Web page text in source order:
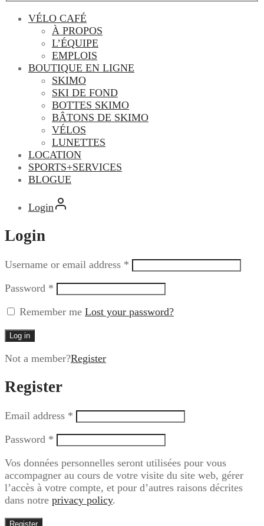
VÉLO CAFÉ
À PROPOS
L’ÉQUIPE
EMPLOIS
BOUTIQUE EN LIGNE
SKIMO
SKI DE FOND
BOTTES SKIMO
BÂTONS DE SKIMO
VÉLOS
LUNETTES
LOCATION
SPORTS+SERVICES
BLOGUE
Login
Login
Username or email address *
Password *
Remember me Lost your password?
Log in
Not a member?Register
Register
Email address *
Password *
Vos données personnelles seront utilisées pour vous
accompagner au cours de votre visite du site web, gérer
l’accès à votre compte, et pour d’autres raisons décrites
dans notre privacy policy.
Register